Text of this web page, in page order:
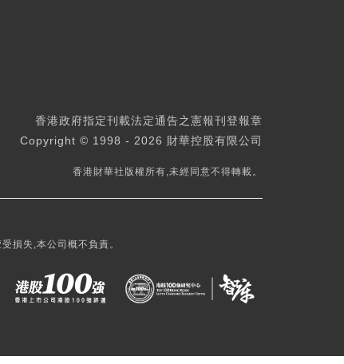
香港政府指定刊載法定通告之憲報刊登報章
Copyright © 1998 - 2026 財華控股有限公司
香港財華社版權所有,未經同意不得轉載。
損失,本公司概不負責。